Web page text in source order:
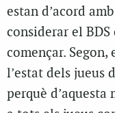
estan d’acord
considerar el
començar.
l’estat dels jueus
perquè